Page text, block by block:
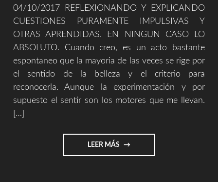
04/10/2017 REFLEXIONANDO Y EXPLICANDO
CUESTIONES PURAMENTE IMPULSIVAS Y
OTRAS APRENDIDAS. EN NINGUN CASO LO
ABSOLUTO. Cuando creo, es un acto bastante
espontaneo que la mayoria de las veces se rige por
el sentido de la belleza y el criterio para
reconocerla. Aunque la experimentación y por
supuesto el sentir son los motores que me llevan.
[…]
LEER MÁS "EXPRESAR
Y